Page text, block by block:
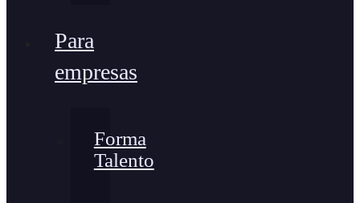
Para
empresas
Forma
Talento